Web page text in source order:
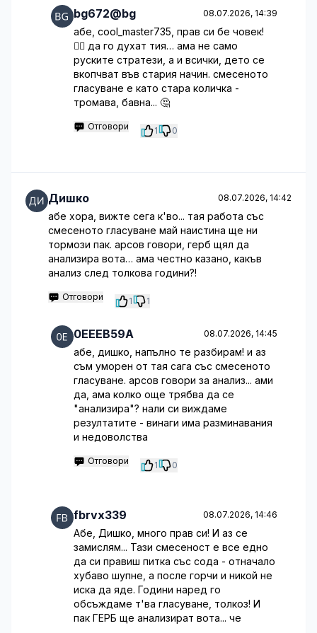
bg672@bg 08.07.2026, 14:39
абе, cool_master735, прав си бе човек!
🤦‍♂️ да го духат тия… ама не само
руските стратези, а и всички, дето се
вкопчват във стария начин. смесеното
гласуване е като стара количка -
тромава, бавна... 🤔
Отговори 1 0
Дишко 08.07.2026, 14:42
абе хора, вижте сега к'во... тая работа със
смесеното гласуване май наистина ще ни
тормози пак. арсов говори, герб щял да
анализира вота… ама честно казано, какъв
анализ след толкова години?!
Отговори 1 1
0EEEB59A 08.07.2026, 14:45
абе, дишко, напълно те разбирам! и аз
съм уморен от тая сага със смесеното
гласуване. арсов говори за анализ... ами
да, ама колко още трябва да се
"анализира"? нали си виждаме
резултатите - винаги има разминавания
и недоволства
Отговори 1 0
fbrvx339 08.07.2026, 14:46
Абе, Дишко, много прав си! И аз се
замислям... Тази смесеност е все едно
да си правиш питка със сода - отначало
хубаво шупне, а после горчи и никой не
иска да яде. Години наред го
обсъждаме т'ва гласуване, толкоз! И
пак ГЕРБ ще анализират вота... че